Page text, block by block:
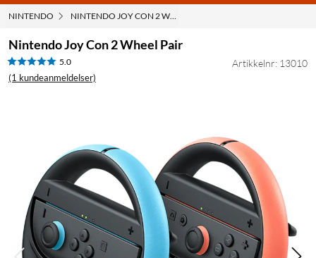
NINTENDO NINTENDO JOY CON 2 WHEEL PAIR
Nintendo Joy Con 2 Wheel Pair
5.0
(1 kundeanmeldelser)
Artikkelnr: 13010